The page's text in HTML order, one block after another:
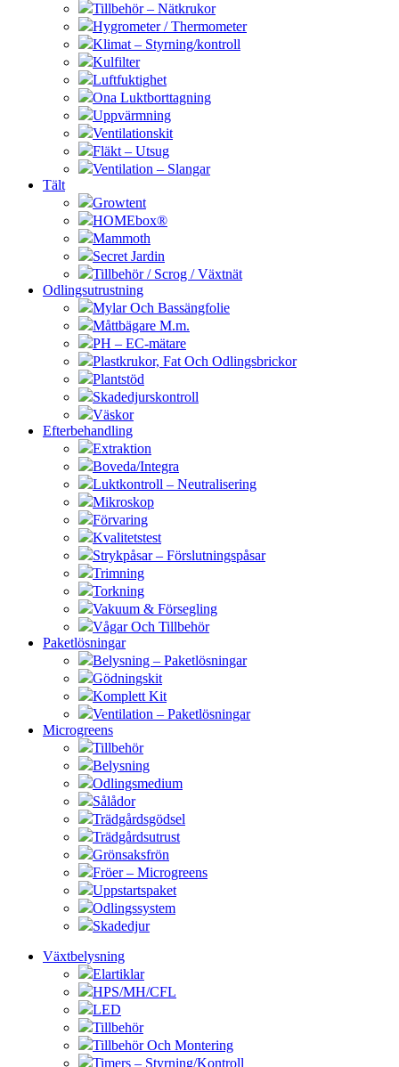
Tillbehör – Nätkrukor
Hygrometer / Thermometer
Klimat – Styrning/kontroll
Kulfilter
Luftfuktighet
Ona Luktborttagning
Uppvärmning
Ventilationskit
Fläkt – Utsug
Ventilation – Slangar
Tält
Growtent
HOMEbox®
Mammoth
Secret Jardin
Tillbehör / Scrog / Växtnät
Odlingsutrustning
Mylar Och Bassängfolie
Måttbägare M.m.
PH – EC-mätare
Plastkrukor, Fat Och Odlingsbrickor
Plantstöd
Skadedjurskontroll
Väskor
Efterbehandling
Extraktion
Boveda/Integra
Luktkontroll – Neutralisering
Mikroskop
Förvaring
Kvalitetstest
Strykpåsar – Förslutningspåsar
Trimning
Torkning
Vakuum & Försegling
Vågar Och Tillbehör
Paketlösningar
Belysning – Paketlösningar
Gödningskit
Komplett Kit
Ventilation – Paketlösningar
Microgreens
Tillbehör
Belysning
Odlingsmedium
Sålådor
Trädgårdsgödsel
Trädgårdsutrust
Grönsaksfrön
Fröer – Microgreens
Uppstartspaket
Odlingssystem
Skadedjur
Växtbelysning
Elartiklar
HPS/MH/CFL
LED
Tillbehör
Tillbehör Och Montering
Timers – Styrning/Kontroll